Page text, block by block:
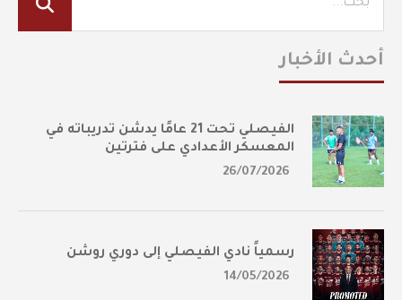
أحدث الأخبار
الفيصلي تحت 21 عامًا يدشن تدريباته في
المعسكر الأعدادي على فترتين
26/07/2026
رسمياً نادي الفيصلي إلى دوري روشن
14/05/2026